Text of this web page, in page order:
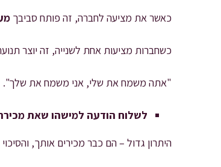
כאשר את מציעה לחברה, זה פותח סביבך
כשחברות מציעות אחת לשנייה, זה יוצר
"אתה משמח את שלי, אני משמח את שלך".
לשלוח הודעה למישהו שאת
היתרון גדול – הם כבר מכירים אותך,